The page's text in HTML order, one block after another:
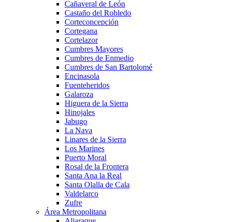
Cañaveral de León
Castaño del Robledo
Corteconcepción
Cortegana
Cortelazor
Cumbres Mayores
Cumbres de Enmedio
Cumbres de San Bartolomé
Encinasola
Fuenteheridos
Galaroza
Higuera de la Sierra
Hinojales
Jabugo
La Nava
Linares de la Sierra
Los Marines
Puerto Moral
Rosal de la Frontera
Santa Ana la Real
Santa Olalla de Cala
Valdelarco
Zufre
Área Metropolitana